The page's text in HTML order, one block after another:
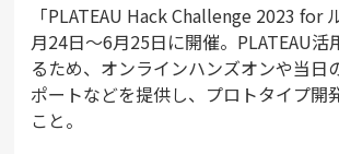
「PLATEAU Hack Challenge 2023 for
月24日～6月25日に開催。PLATEAU活
るため、オンラインハンズオンや当日
ポートなどを提供し、プロトタイプ開
こと。